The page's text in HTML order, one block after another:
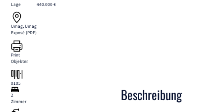
Lage
Umag, Umag
Exposé (PDF)
Print
Objektnr.
0105
440.000 €
2
Zimmer
Beschreibung